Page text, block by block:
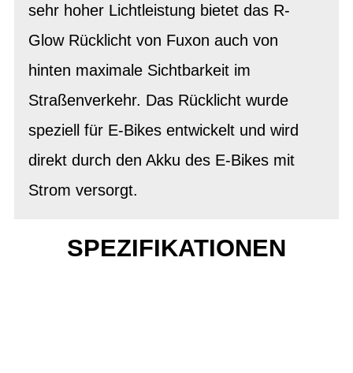
sehr hoher Lichtleistung bietet das R-
Glow Rücklicht von Fuxon auch von
hinten maximale Sichtbarkeit im
Straßenverkehr. Das Rücklicht wurde
speziell für E-Bikes entwickelt und wird
direkt durch den Akku des E-Bikes mit
Strom versorgt.
SPEZIFIKATIONEN